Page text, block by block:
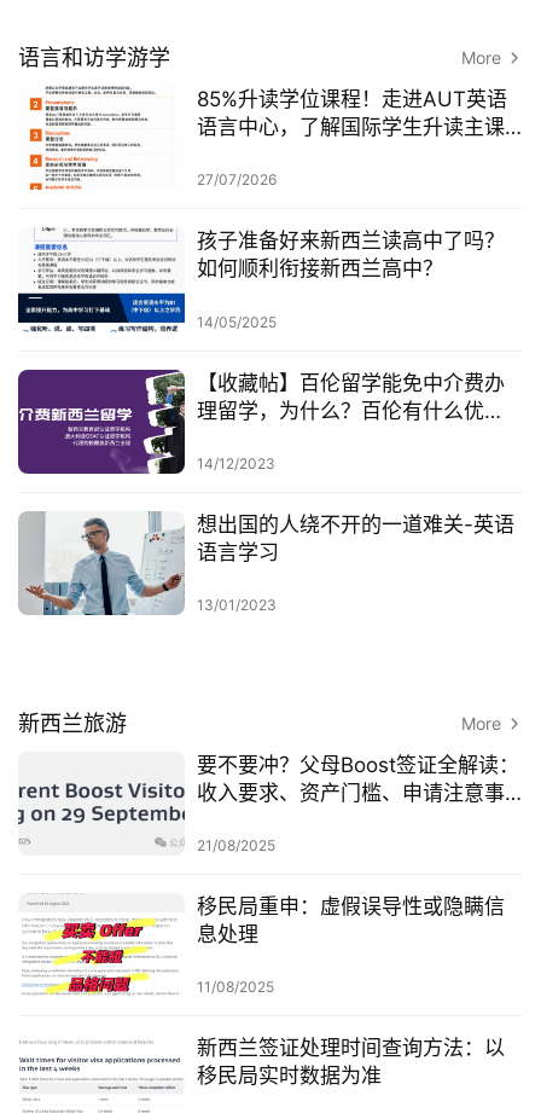
语言和访学游学 More
85%升读学位课程！走进AUT英语
语言中心，了解国际学生升读主课
27/07/2026
孩子准备好来新西兰读高中了吗？
如何顺利衔接新西兰高中？
14/05/2025
【收藏帖】百伦留学能免中介费办
理留学，为什么？百伦有什么优
14/12/2023
想出国的人绕不开的一道难关-英语
语言学习
13/01/2023
新西兰旅游 More
要不要冲？父母Boost签证全解读：
收入要求、资产门槛、申请注意事
21/08/2025
移民局重申：虚假误导性或隐瞒信
息处理
11/08/2025
新西兰签证处理时间查询方法：以
移民局实时数据为准